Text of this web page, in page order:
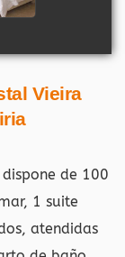
Vieira
dispone de 100
1 suite
atendidas